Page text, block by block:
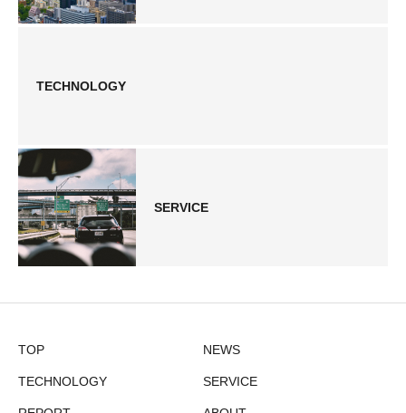
TECHNOLOGY
SERVICE
TOP NEWS
TECHNOLOGY SERVICE